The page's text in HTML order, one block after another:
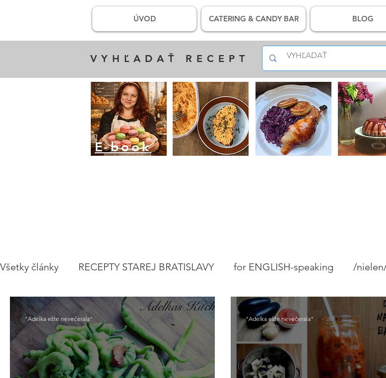
ÚVOD CATERING & CANDY BAR BLOG
VYHĽADAŤ RECEPT
E-book
Všetky články RECEPTY STAREJ BRATISLAVY for ENGLISH-speaking /
POLIEVKY VEGETARIÁNSKE RECEPTY PEČIVO A KOLÁČE MÄSO/
ZAVÁRAME VIANOCE A SVIATKY CESTOVANIE DOMÁCNOSŤ
"Adelka ešte nevečerala" "Adelka ešte nevečerala"